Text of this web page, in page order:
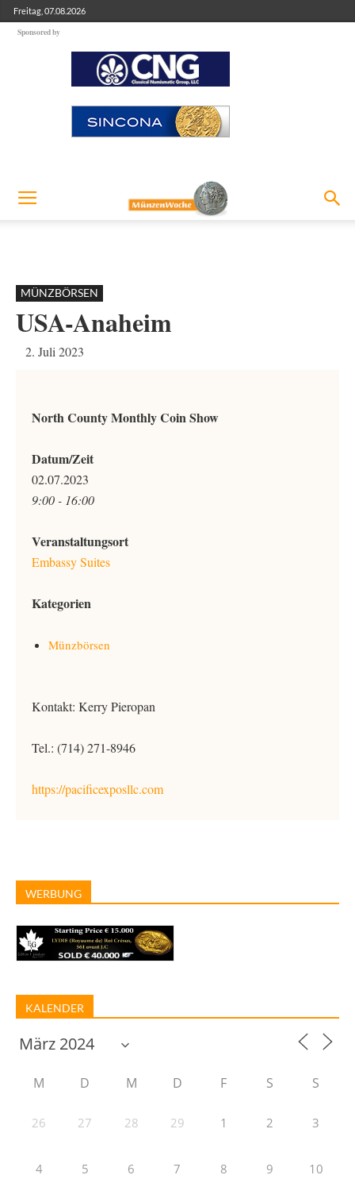
Freitag, 07.08.2026
Sponsored by
MÜNZBÖRSEN
USA-Anaheim
2. Juli 2023
North County Monthly Coin Show
Datum/Zeit
02.07.2023
9:00 - 16:00
Veranstaltungsort
Embassy Suites
Kategorien
Münzbörsen
Kontakt: Kerry Pieropan
Tel.: (714) 271-8946
https://pacificexposllc.com
WERBUNG
KALENDER
M D M D F S S
26 27 28 29 1 2 3
4 5 6 7 8 9 10